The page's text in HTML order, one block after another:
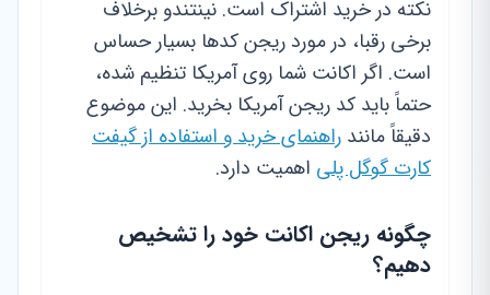
نکته در خرید اشتراک است. نینتندو برخلاف
برخی رقبا، در مورد ریجن کدها بسیار حساس
است. اگر اکانت شما روی آمریکا تنظیم شده،
حتماً باید کد ریجن آمریکا بخرید. این موضوع
دقیقاً مانند راهنمای خرید و استفاده از گیفت
کارت گوگل پلی اهمیت دارد.
چگونه ریجن اکانت خود را تشخیص
دهیم؟